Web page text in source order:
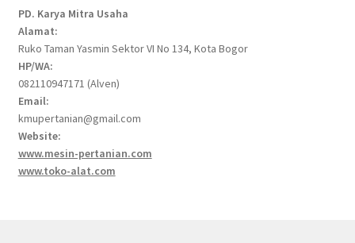
PD. Karya Mitra Usaha
Alamat:
Ruko Taman Yasmin Sektor VI No 134, Kota Bogor
HP/WA:
082110947171 (Alven)
Email:
kmupertanian@gmail.com
Website:
www.mesin-pertanian.com
www.toko-alat.com